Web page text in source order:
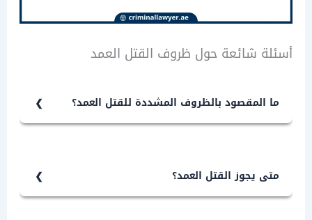
شائعة حول ظروف القتل العمد
بالظروف المشددة للقتل العمد؟
المقصود بالظروف المشددة للعقوبة في
الجريمة، والمتعلقة بشخصية الجاني
المجني عليه، والقصد الجنائي
يجوز القتل العمد؟
القتل العمد إلا إذا كان هناك حالة